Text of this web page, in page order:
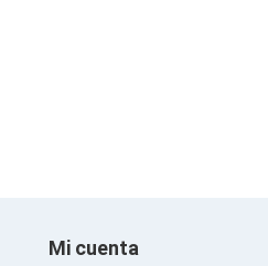
Mi cuenta